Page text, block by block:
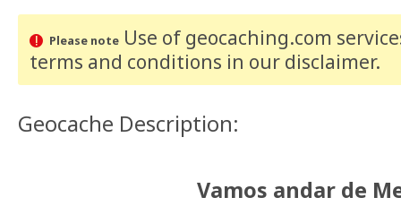
Please noteUse of geocaching.com
terms and conditions in our disclaimer.
Geocache Description:
Vamos andar de